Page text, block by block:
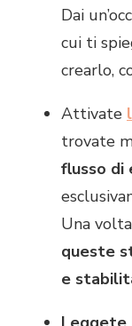
Dai
cui ti
crearlo,
Attivate
trovate
flusso di
Una
queste
e